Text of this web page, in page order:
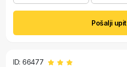
Pošalji upit
ID: 66477